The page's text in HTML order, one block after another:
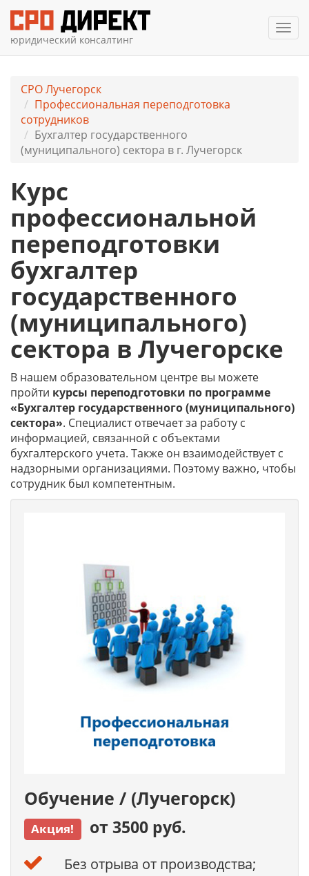
юридический консалтинг
СРО Лучегорск
Профессиональная переподготовка
сотрудников
Бухгалтер государственного
(муниципального) сектора в г. Лучегорск
Курс
профессиональной
переподготовки
бухгалтер
государственного
(муниципального)
сектора в Лучегорске
В нашем образовательном центре вы можете
пройти курсы переподготовки по программе
«Бухгалтер государственного (муниципального)
сектора». Специалист отвечает за работу с
информацией, связанной с объектами
бухгалтерского учета. Также он взаимодействует с
надзорными организациями. Поэтому важно, чтобы
сотрудник был компетентным.
Обучение / (Лучегорск)
Акция! от 3500 руб.
Без отрыва от производства;